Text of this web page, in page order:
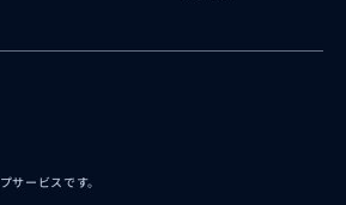
サービスです。